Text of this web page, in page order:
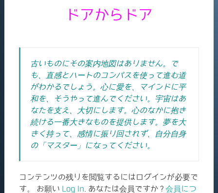
ドアからドア
古いものにその案内地図はありません。で
も、直感とハートのコンパスを使って進む道
がわかるでしょう。心に愛を、マインドに平
和を、そうやって進んでください。宇宙はあ
なたを支え、大切にします。心のなかに抱き
続ける一番大きなものを提供します。夢を大
きく持って、感情に振り回されず、自分自身
の「マスター」になってください。
コンテンツの残りを閲覧するにはログインが必要で
す。 お願い Log In . あなたは会員ですか ? 会員につ